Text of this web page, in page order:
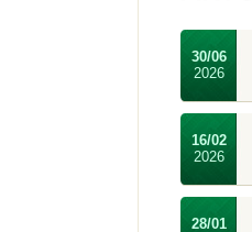
30/06
2026
16/02
2026
28/01